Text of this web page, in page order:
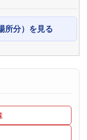
所分）を見る